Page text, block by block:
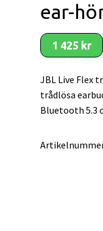
ear-
1 425 kr
JBL Live Flex
trådlösa
Bluetooth 5.3